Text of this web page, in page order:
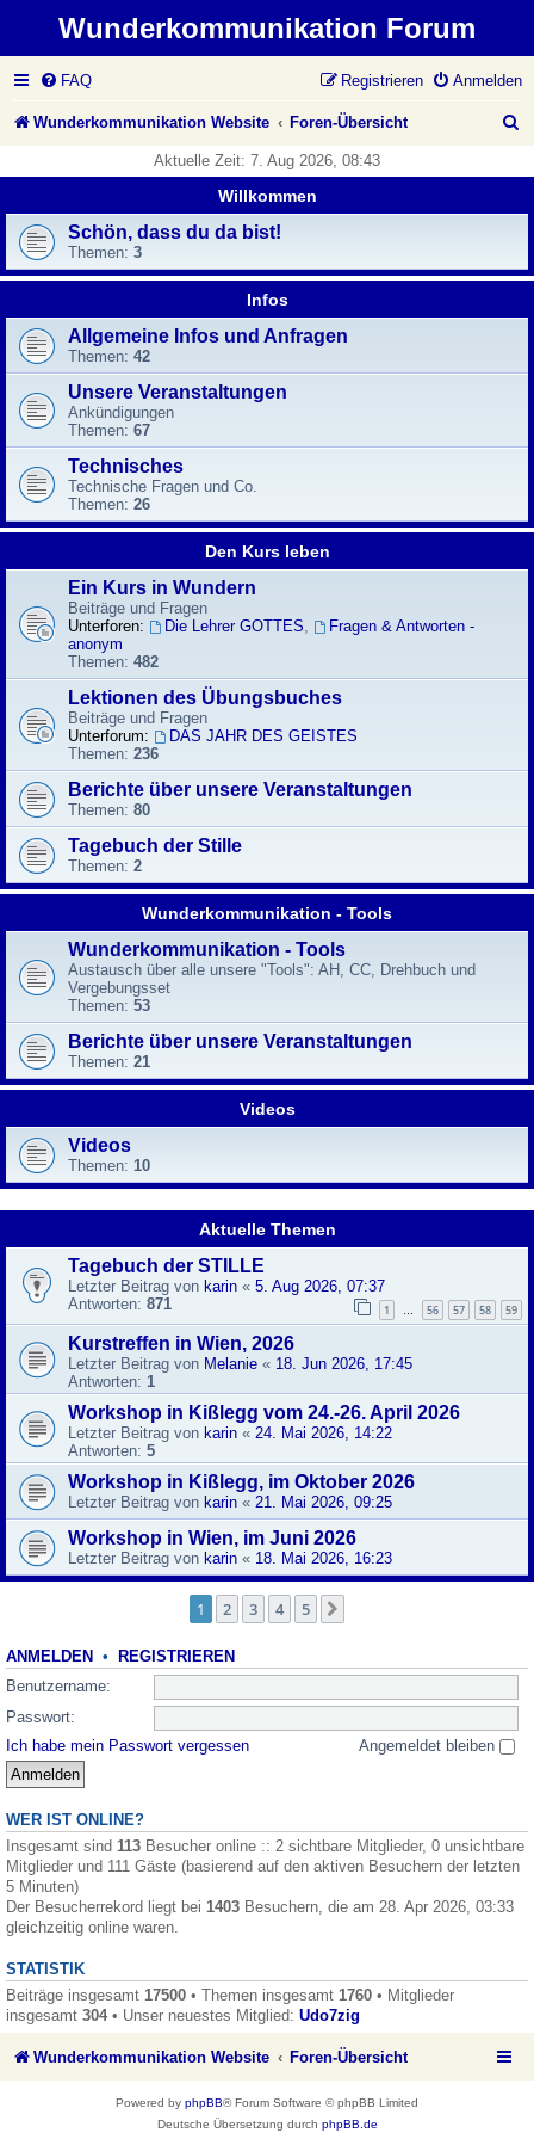
Wunderkommunikation Forum
FAQ Anmelden
Registrieren
Wunderkommunikation Website Foren-Übersicht
Aktuelle Zeit: 7. Aug 2026, 08:43
Willkommen
Schön, dass du da bist!
Themen: 3
Infos
Allgemeine Infos und Anfragen
Themen: 42
Unsere Veranstaltungen
Ankündigungen
Themen: 67
Technisches
Technische Fragen und Co.
Themen: 26
Den Kurs leben
Ein Kurs in Wundern
Beiträge und Fragen
Unterforen:
Die Lehrer GOTTES,
Fragen & Antworten -
anonym
Themen: 482
Lektionen des Übungsbuches
Beiträge und Fragen
Unterforum:
DAS JAHR DES GEISTES
Themen: 236
Berichte über unsere Veranstaltungen
Themen: 80
Tagebuch der Stille
Themen: 2
Wunderkommunikation - Tools
Wunderkommunikation - Tools
Austausch über alle unsere "Tools": AH, CC, Drehbuch und
Vergebungsset
Themen: 53
Berichte über unsere Veranstaltungen
Themen: 21
Videos
Videos
Themen: 10
Aktuelle Themen
Tagebuch der STILLE
Letzter Beitrag von karin « 5. Aug 2026, 07:37
Antworten: 871 1 … 56 57 58 59
Kurstreffen in Wien, 2026
Letzter Beitrag von Melanie « 18. Jun 2026, 17:45
Antworten: 1
Workshop in Kißlegg vom 24.-26. April 2026
Letzter Beitrag von karin « 24. Mai 2026, 14:22
Antworten: 5
Workshop in Kißlegg, im Oktober 2026
Letzter Beitrag von karin « 21. Mai 2026, 09:25
Workshop in Wien, im Juni 2026
Letzter Beitrag von karin « 18. Mai 2026, 16:23
1 2 3 4 5
ANMELDEN • REGISTRIEREN
Benutzername:
Passwort:
Ich habe mein Passwort vergessen
Angemeldet bleiben
WER IST ONLINE?
Insgesamt sind 113 Besucher online :: 2 sichtbare Mitglieder, 0 unsichtbare
Mitglieder und 111 Gäste (basierend auf den aktiven Besuchern der letzten
5 Minuten)
Der Besucherrekord liegt bei 1403 Besuchern, die am 28. Apr 2026, 03:33
gleichzeitig online waren.
STATISTIK
Beiträge insgesamt 17500 • Themen insgesamt 1760 • Mitglieder
insgesamt 304• Unser neuestes Mitglied: Udo7zig
Wunderkommunikation Website Foren-Übersicht
Powered by phpBB® Forum Software © phpBB Limited
Deutsche Übersetzung durch phpBB.de